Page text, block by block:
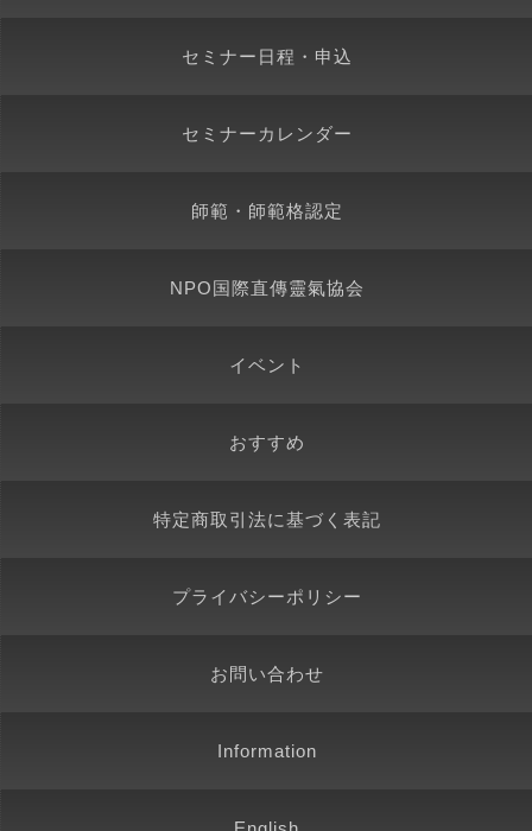
セミナー日程・申込
セミナーカレンダー
師範・師範格認定
NPO国際直傳靈氣協会
イベント
おすすめ
特定商取引法に基づく表記
プライバシーポリシー
お問い合わせ
Information